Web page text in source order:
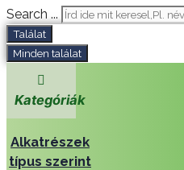
Search ...
Találat
Minden találat
Kategóriák
Alkatrészek
típus szerint